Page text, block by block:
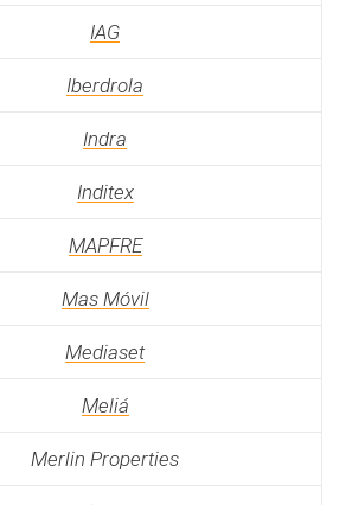
IAG
Iberdrola
Indra
Inditex
MAPFRE
Mas Móvil
Mediaset
Meliá
Merlin Properties